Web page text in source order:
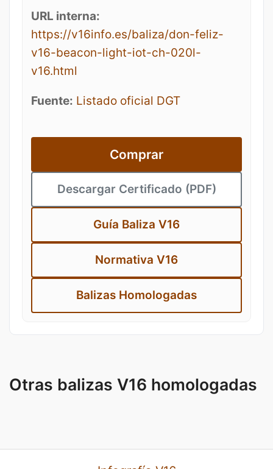
URL interna:
https://v16info.es/baliza/don-feliz-
v16-beacon-light-iot-ch-020l-
v16.html
Fuente: Listado oficial DGT
Comprar
Descargar Certificado (PDF)
Guía Baliza V16
Normativa V16
Balizas Homologadas
Otras balizas V16 homologadas